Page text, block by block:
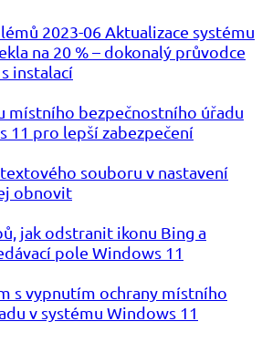
2023-06 Aktualizace systému
na 20 % – dokonalý průvodce
instalací
místního bezpečnostního úřadu
11 pro lepší zabezpečení
souboru v nastavení
obnovit
jak odstranit ikonu Bing a
pole Windows 11
s vypnutím ochrany místního
v systému Windows 11